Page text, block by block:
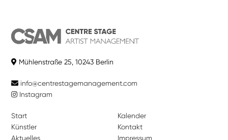
Mühlenstraße 25, 10243 Berlin
info@centrestagemanagement.com
Instagram
Start
Künstler
Aktuelles
Kalender
Kontakt
Impressum